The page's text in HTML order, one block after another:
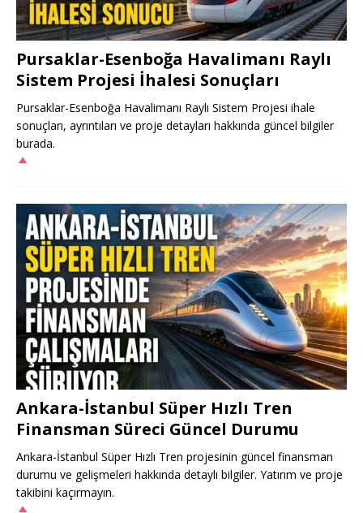
Pursaklar-Esenboğa Havalimanı Raylı
Sistem Projesi İhalesi Sonuçları
Pursaklar-Esenboğa Havalimanı Raylı Sistem Projesi ihale
sonuçları, ayrıntıları ve proje detayları hakkında güncel bilgiler
burada.
Ankara-İstanbul Süper Hızlı Tren
Finansman Süreci Güncel Durumu
Ankara-İstanbul Süper Hızlı Tren projesinin güncel finansman
durumu ve gelişmeleri hakkında detaylı bilgiler. Yatırım ve proje
takibini kaçırmayın.